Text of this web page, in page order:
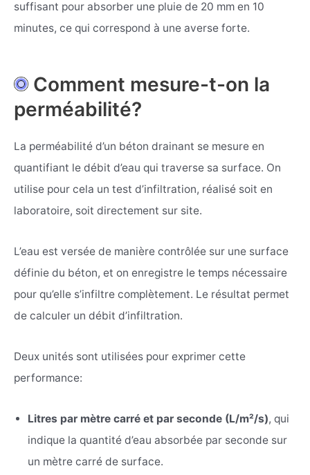
suffisant pour absorber une pluie de 20 mm en 10
minutes, ce qui correspond à une averse forte.
Comment mesure-t-on la
perméabilité?
La perméabilité d’un béton drainant se mesure en
quantifiant le débit d’eau qui traverse sa surface. On
utilise pour cela un test d’infiltration, réalisé soit en
laboratoire, soit directement sur site.
L’eau est versée de manière contrôlée sur une surface
définie du béton, et on enregistre le temps nécessaire
pour qu’elle s’infiltre complètement. Le résultat permet
de calculer un débit d’infiltration.
Deux unités sont utilisées pour exprimer cette
performance:
Litres par mètre carré et par seconde (L/m²/s), qui
indique la quantité d’eau absorbée par seconde sur
un mètre carré de surface.